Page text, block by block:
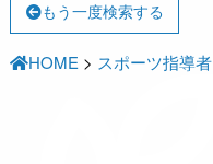
もう一度検索する
HOME > スポーツ指導者